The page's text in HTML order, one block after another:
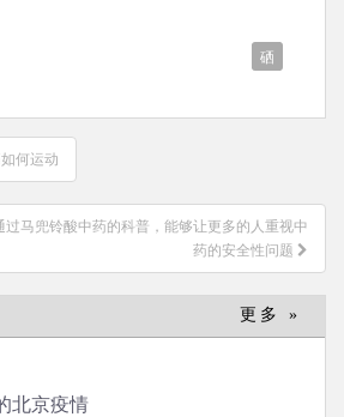
硒
何运动
过马兜铃酸中药的科普，能够让更多的人重视中
药的安全性问题
更多 »
北京疫情